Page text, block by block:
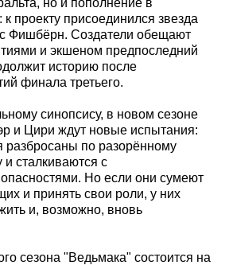
к проекту присоединился звезда
Фишбёрн. Создатели обещают
и экшеном предпоследний
историю после
финала третьего.
синопсису, в новом сезоне
и Цири ждут новые испытания:
разбросаны по разорённому
и сталкиваются с
Но если они сумеют
и принять свои роли, у них
и, возможно, вновь
сезона "Ведьмака" состоится на